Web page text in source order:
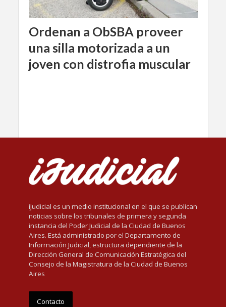
Ordenan a ObSBA proveer
una silla motorizada a un
joven con distrofia muscular
iJudicial es un medio institucional en el que se publican
noticias sobre los tribunales de primera y segunda
instancia del Poder Judicial de la Ciudad de Buenos
Aires. Está administrado por el Departamento de
Información Judicial, estructura dependiente de la
Dirección General de Comunicación Estratégica del
Consejo de la Magistratura de la Ciudad de Buenos
Aires
Contacto